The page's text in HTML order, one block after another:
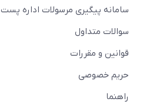
سامانه پیگیری مرسولات اداره پست
سوالات متداول
قوانین و مقررات
حریم خصوصی
راهنما